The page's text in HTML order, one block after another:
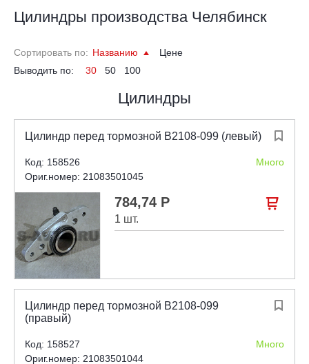
Цилиндры производства Челябинск
Сортировать по: Названию
Цене
Выводить по:
30 50 100
Цилиндры

Цилиндр перед тормозной В2108-099 (левый)
Код: 158526
Много
Ориг.номер: 21083501045
784,74 Р
1 шт.


Цилиндр перед тормозной В2108-099
(правый)
Код: 158527
Много
Ориг.номер: 21083501044